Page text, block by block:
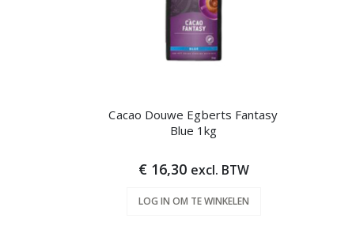
Cacao Douwe Egberts Fantasy
Blue 1kg
€ 16,30 excl. BTW
LOG IN OM TE WINKELEN